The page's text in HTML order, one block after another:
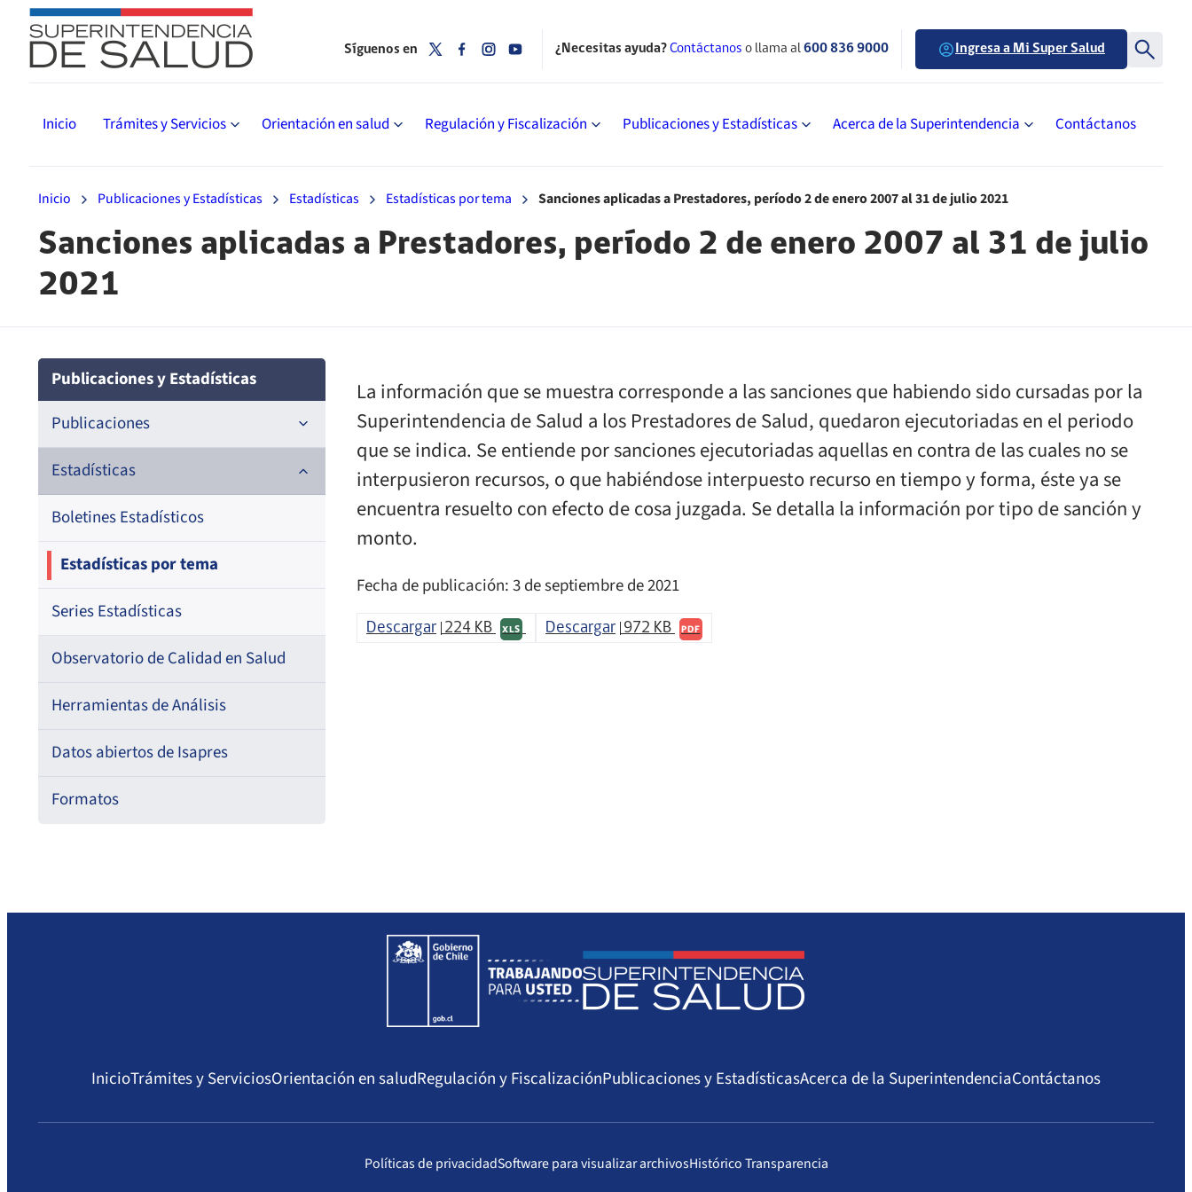
Inicio Trámites y Servicios Orientación en salud Regulación y Fiscalización Publicaciones y Estadísticas Acerca de la Superintendencia Contáctanos
Síguenos en ¿Necesitas ayuda?Contáctanos o llama al600 836 9000 Ingresa a Mi Super Salud
Inicio Publicaciones y Estadísticas Estadísticas Estadísticas por tema Sanciones aplicadas a Prestadores, período 2 de enero 2007 al 31 de julio 2021
Sanciones aplicadas a Prestadores, período 2 de enero 2007 al 31 de julio
2021
Publicaciones y Estadísticas
Publicaciones
Documentos de trabajo
Documentos metodológicos
Estadísticas
Boletines Estadísticos
Estadísticas por tema
Series Estadísticas
Observatorio de Calidad en Salud
Herramientas de Análisis
Datos abiertos de Isapres
Formatos
La información que se muestra corresponde a las sanciones que habiendo sido cursadas por la
Superintendencia de Salud a los Prestadores de Salud, quedaron ejecutoriadas en el periodo
que se indica. Se entiende por sanciones ejecutoriadas aquellas en contra de las cuales no se
interpusieron recursos, o que habiéndose interpuesto recurso en tiempo y forma, éste ya se
encuentra resuelto con efecto de cosa juzgada. Se detalla la información por tipo de sanción y
monto.
Fecha de publicación: 3 de septiembre de 2021
Descargar 224 KB XLS Descargar 972 KB PDF
InicioTrámites y ServiciosOrientación en saludRegulación y FiscalizaciónPublicaciones y EstadísticasAcerca de la SuperintendenciaContáctanos
Políticas de privacidadSoftware para visualizar archivosHistórico Transparencia